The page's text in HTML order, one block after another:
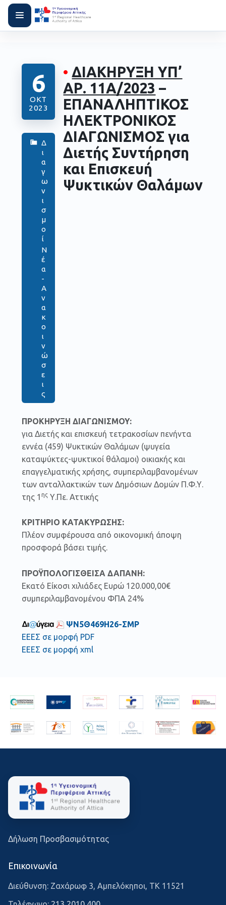
6
ΟΚΤ
2023
Δ
ι
α
γ
ω
ν
ι
σ
μ
ο
ί
Ν
έ
α
-
Α
ν
α
κ
ο
ι
ν
ώ
σ
ε
ι
ς
• ΔΙΑΚΗΡΥΞΗ ΥΠ’
ΑΡ. 11Α/2023 –
ΕΠΑΝΑΛΗΠΤΙΚΟΣ
ΗΛΕΚΤΡΟΝΙΚΟΣ
ΔΙΑΓΩΝΙΣΜΟΣ για
Διετής Συντήρηση
και Επισκευή
Ψυκτικών Θαλάμων
ΠΡΟΚΗΡΥΞΗ ΔΙΑΓΩΝΙΣΜΟΥ:
για Διετής και επισκευή τετρακοσίων πενήντα
εννέα (459) Ψυκτικών Θαλάμων (ψυγεία
καταψύκτες-ψυκτικοί θάλαμοι) οικιακής και
επαγγελματικής χρήσης, συμπεριλαμβανομένων
των ανταλλακτικών των Δημόσιων Δομών Π.Φ.Υ.
της 1 ηςΥ.Πε. Αττικής
ΚΡΙΤΗΡΙΟ ΚΑΤΑΚΥΡΩΣΗΣ:
Πλέον συμφέρουσα από οικονομική άποψη
προσφορά βάσει τιμής.
ΠΡΟΫΠΟΛΟΓΙΣΘΕΙΣΑ ΔΑΠΑΝΗ:
Εκατό Είκοσι xιλιάδες Ευρώ 120.000,00€
συμπεριλαμβανομένου ΦΠΑ 24%
ΨΝ5Θ469Η26-ΣΜΡ
ΕΕΕΣ σε μορφή PDF
ΕΕΕΣ σε μορφή xml
Δήλωση Προσβασιμότητας
Επικοινωνία
Διεύθυνση: Ζαχάρωφ 3, Αμπελόκηποι, ΤΚ 11521